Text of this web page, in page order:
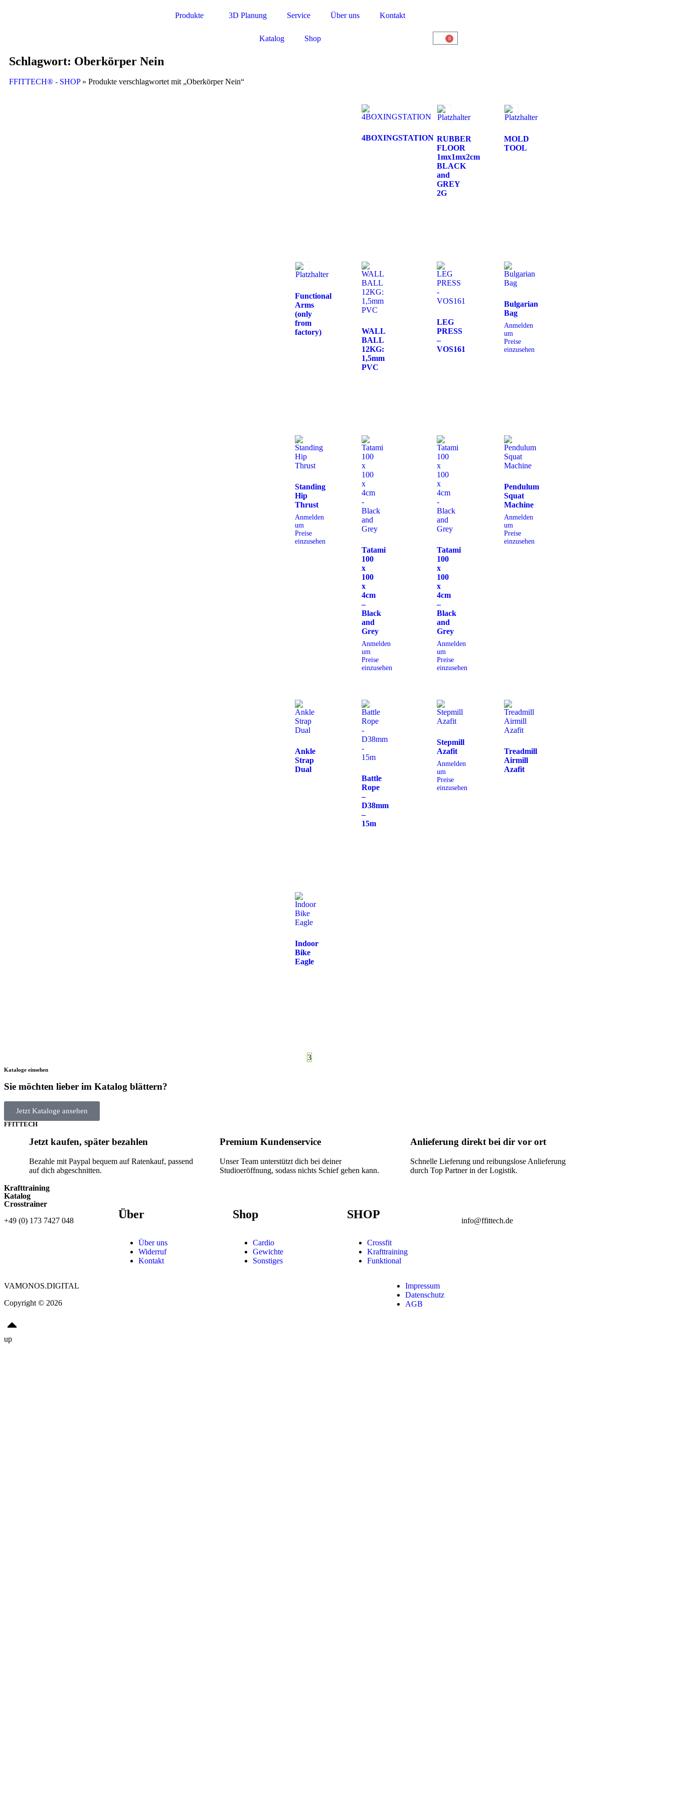
Produkte 3D Planung Service Über uns Kontakt
Katalog Shop 0
Schlagwort: Oberkörper Nein
FFITTECH® - SHOP» Produkte verschlagwortet mit „Oberkörper Nein“
4BOXINGSTATION RUBBER
FLOOR
1mx1mx2cm
BLACK
and
GREY
2G
MOLD
TOOL
Functional
Arms
(only
from
factory)
WALL
BALL
12KG:
1,5mm
PVC
LEG
PRESS
–
VOS161
Bulgarian
Bag
Anmelden
um
Preise
einzusehen
Standing
Hip
Thrust
Anmelden
um
Preise
einzusehen
Tatami
100
x
100
x
4cm
–
Black
and
Grey
Anmelden
um
Preise
einzusehen
Tatami
100
x
100
x
4cm
–
Black
and
Grey
Anmelden
um
Preise
einzusehen
Pendulum
Squat
Machine
Anmelden
um
Preise
einzusehen
Ankle
Strap
Dual
Battle
Rope
–
D38mm
–
15m
Stepmill
Azafit
Anmelden
um
Preise
einzusehen
Treadmill
Airmill
Azafit
Indoor
Bike
Eagle
3
Kataloge einsehen
Sie möchten lieber im Katalog blättern?
Jetzt Kataloge ansehen
FFITTECH
Jetzt kaufen, später bezahlen
Bezahle mit Paypal bequem auf Ratenkauf, passend
auf dich abgeschnitten.
Premium Kundenservice
Unser Team unterstützt dich bei deiner
Studioeröffnung, sodass nichts Schief gehen kann.
Anlieferung direkt bei dir vor ort
Schnelle Lieferung und reibungslose Anlieferung
durch Top Partner in der Logistik.
Krafttraining
Katalog
Crosstrainer
+49 (0) 173 7427 048
Über
Über uns
Widerruf
Kontakt
Shop
Cardio
Gewichte
Sonstiges
SHOP
Crossfit
Krafttraining
Funktional
info@ffittech.de
VAMONOS.DIGITAL
Copyright © 2026
Impressum
Datenschutz
AGB
up